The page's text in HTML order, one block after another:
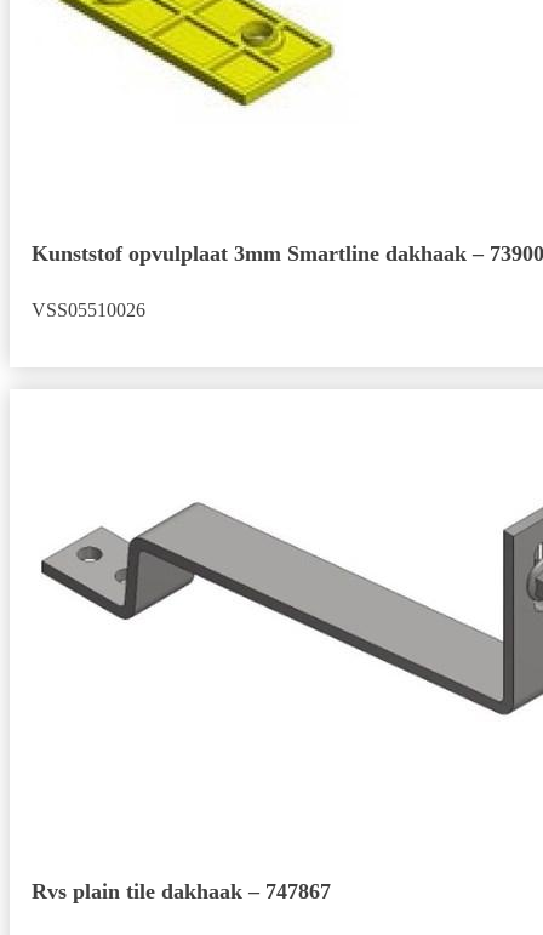
Kunststof opvulplaat 3mm Smartline dakhaak –
VSS05510026
Rvs plain tile dakhaak – 747867